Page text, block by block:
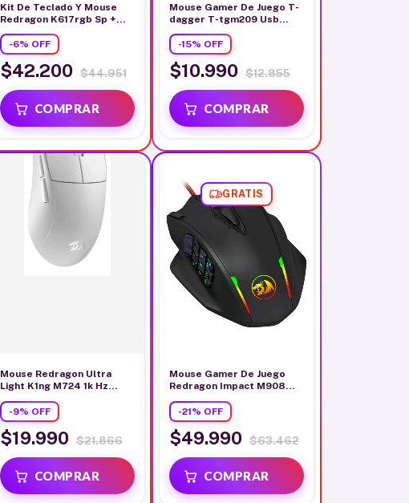
Kit De Teclado Y Mouse
Redragon K617rgb Sp +
-6% OFF
$42.200 $44.951
Mouse Gamer De Juego T-
dagger T-tgm209 Usb
-15% OFF
$10.990 $12.855
Mouse Redragon Ultra
Light K1ng M724 1k Hz
-9% OFF
$19.990 $21.866
GRATIS
Mouse Gamer De Juego
Redragon Impact M908
-21% OFF
$49.990 $63.462